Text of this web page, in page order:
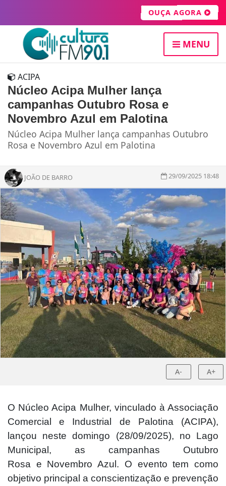
OUÇA AGORA
MENU
ACIPA
Núcleo Acipa Mulher lança
campanhas Outubro Rosa e
Novembro Azul em Palotina
Núcleo Acipa Mulher lança campanhas Outubro
Rosa e Novembro Azul em Palotina
JOÃO DE BARRO 29/09/2025 18:48
A- A+
O Núcleo Acipa Mulher, vinculado à Associação
Comercial e Industrial de Palotina (ACIPA),
lançou neste domingo (28/09/2025), no Lago
Municipal, as campanhas Outubro
Rosa e Novembro Azul. O evento tem como
objetivo principal a conscientização e prevenção